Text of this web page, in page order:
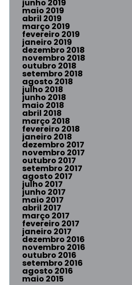
junho 2019
maio 2019
abril 2019
março 2019
fevereiro 2019
janeiro 2019
dezembro 2018
novembro 2018
outubro 2018
setembro 2018
agosto 2018
julho 2018
junho 2018
maio 2018
abril 2018
março 2018
fevereiro 2018
janeiro 2018
dezembro 2017
novembro 2017
outubro 2017
setembro 2017
agosto 2017
julho 2017
junho 2017
maio 2017
abril 2017
março 2017
fevereiro 2017
janeiro 2017
dezembro 2016
novembro 2016
outubro 2016
setembro 2016
agosto 2016
maio 2015